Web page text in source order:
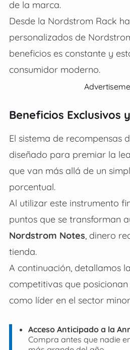
de la marca.
Desde la Nordstrom Rack
personalizados de
beneficios es constante y
consumidor moderno.
Beneficios Exclusivos
El sistema de recompensas
diseñado para premiar la
que van más allá de un
porcentual.
Al utilizar este instrumento
puntos que se transforman
Nordstrom Notes , dinero
tienda.
A continuación, detallamos
competitivas que
como líder en el sector
Acceso Anticipado a la
Compra antes que nadie